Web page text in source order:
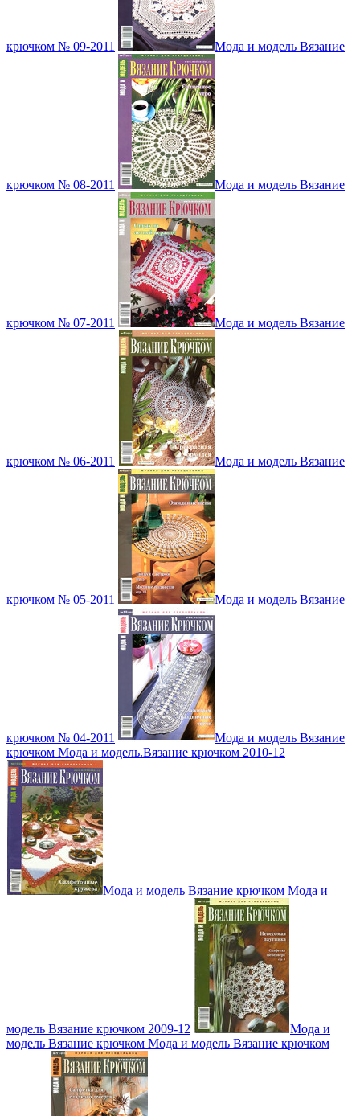
крючком № 09-2011 Мода и модель Вязание
крючком № 08-2011 Мода и модель Вязание
крючком № 07-2011 Мода и модель Вязание
крючком № 06-2011 Мода и модель Вязание
крючком № 05-2011 Мода и модель Вязание
крючком № 04-2011
Мода и модель Вязание
крючком Мода и модель.Вязание крючком 2010-12
Мода и модель Вязание крючком Мода и
модель Вязание крючком 2009-12
Мода и
модель Вязание крючком Мода и модель Вязание крючком